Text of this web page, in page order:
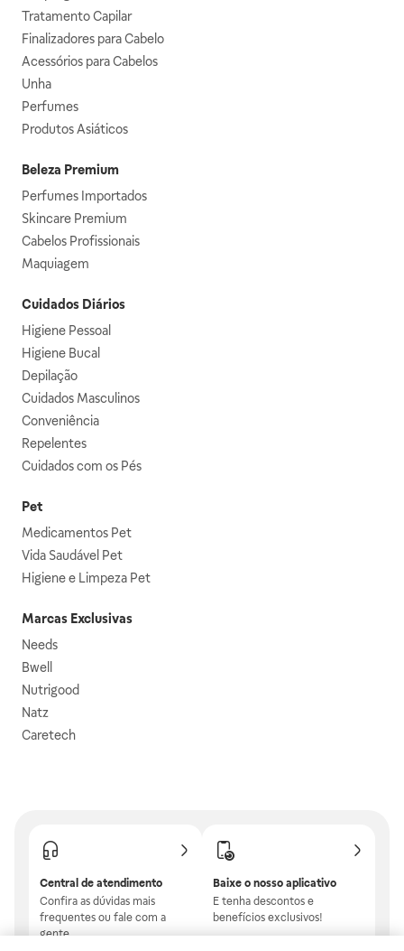
Tratamento Capilar
Finalizadores para Cabelo
Acessórios para Cabelos
Unha
Perfumes
Produtos Asiáticos
Beleza Premium
Perfumes Importados
Skincare Premium
Cabelos Profissionais
Maquiagem
Cuidados Diários
Higiene Pessoal
Higiene Bucal
Depilação
Cuidados Masculinos
Conveniência
Repelentes
Cuidados com os Pés
Pet
Medicamentos Pet
Vida Saudável Pet
Higiene e Limpeza Pet
Marcas Exclusivas
Needs
Bwell
Nutrigood
Natz
Caretech
Central de atendimento
Confira as dúvidas mais
frequentes ou fale com a
gente.
Baixe o nosso aplicativo
E tenha descontos e
benefícios exclusivos!